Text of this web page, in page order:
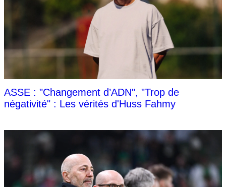
ASSE : "Changement d’ADN", "Trop de
négativité" : Les vérités d'Huss Fahmy